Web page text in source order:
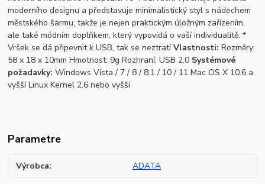
moderního designu a představuje minimalistický styl s nádechem
městského šarmu, takže je nejen praktickým úložným zařízením,
ale také módním doplňkem, který vypovídá o vaší individualitě. *
Vršek se dá připevnit k USB, tak se neztratíVlastnosti: Rozměry:
58 x 18 x 10mm Hmotnost: 9g Rozhraní: USB 2.0 Systémové
požadavky: Windows Vista / 7 / 8 / 8.1 / 10 / 11 Mac OS X 10.6 a
vyšší Linux Kernel 2.6 nebo vyšší
Parametre
Výrobca ADATA